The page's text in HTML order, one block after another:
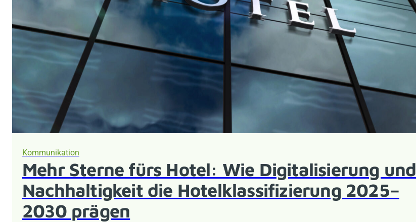
Kommunikation
Mehr Sterne fürs Hotel: Wie Digitalisierung und
Nachhaltigkeit die Hotelklassifizierung 2025–
2030 prägen